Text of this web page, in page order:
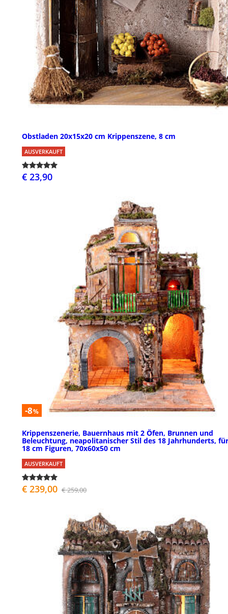
Obstladen 20x15x20 cm Krippenszene, 8 cm
AUSVERKAUFT
€ 23,90
-8%
Krippenszenerie, Bauernhaus mit 2 Öfen, Brunnen und
Beleuchtung, neapolitanischer Stil des 18 Jahrhunderts,
18 cm Figuren, 70x60x50 cm
AUSVERKAUFT
€ 239,00 € 259,00